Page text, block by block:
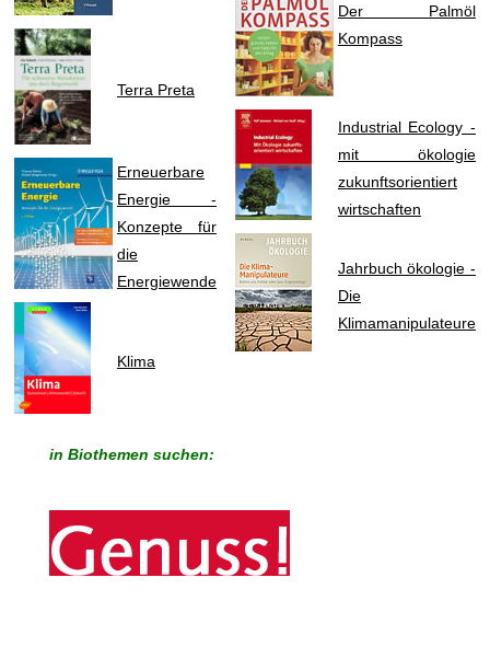
Terra Preta
Erneuerbare
Energie -
Konzepte für
die
Energiewende
Klima
Der Palmöl
Kompass
Industrial Ecology -
mit ökologie
zukunftsorientiert
wirtschaften
Jahrbuch ökologie -
Die
Klimamanipulateure
in Biothemen suchen: